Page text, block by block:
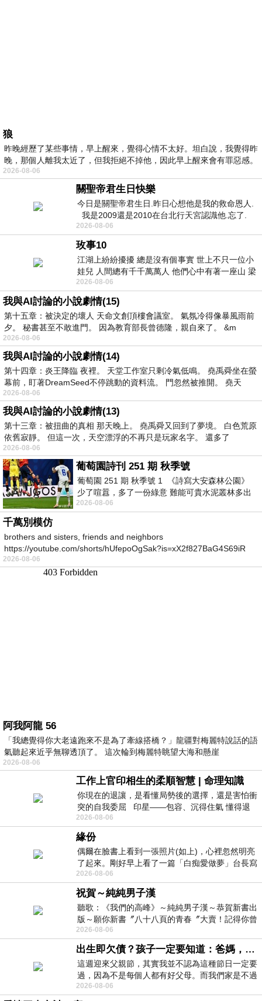
狼
昨晚經歷了某些事情，早上醒來，覺得心情不太好。坦白說，我覺得昨
晚，那個人離我太近了，但我拒絕不掉他，因此早上醒來會有罪惡感。
2026-08-06
關聖帝君生日快樂
今日是關聖帝君生日.昨日心想他是我的救命恩人.
我是2009還是2010在台北行天宮認識他.忘了.
一個奇摩交友的網友學
2026-08-06
玫事10
江湖上紛紛擾擾 總是沒有個事實 世上不只一位小
娃兒 人間總有千千萬萬人 他們心中有著一座山 梁
山佛山泰華衡恆嵩 一山之高
2026-08-06
我與AI討論的小說劇情(15)
第十五章：被決定的壞人 天命文創頂樓會議室。 氣氛冷得像暴風雨前
夕。 秘書甚至不敢進門。 因為教育部長曾德隆，親自來了。 &m
2026-08-06
我與AI討論的小說劇情(14)
第十四章：炎王降臨 夜裡。 天堂工作室只剩冷氣低鳴。 堯禹舜坐在螢
幕前，盯著DreamSeed不停跳動的資料流。 門忽然被推開。 堯天
2026-08-06
我與AI討論的小說劇情(13)
第十三章：被扭曲的真相 那天晚上。 堯禹舜又回到了夢境。 白色荒原
依舊寂靜。 但這一次，天空漂浮的不再只是玩家名字。 還多了
2026-08-06
葡萄園詩刊 251 期 秋季號
葡萄園 251 期 秋季號 1 《詩寫大安森林公園》
少了喧囂，多了一份綠意 難能可貴水泥叢林多出
一
2026-08-06
千萬別模仿
brothers and sisters, friends and neighbors
https://youtube.com/shorts/hUfepoOgSak?is=xX2f827BaG4S69iR
https
2026-08-06
阿我阿龍 56
「我總覺得你大老遠跑來不是為了牽線搭橋？」龍疆對梅麗特說話的語
氣聽起來近乎無聊透頂了。 這次輪到梅麗特眺望大海和懸崖
2026-08-06
工作上官印相生的柔順智慧 | 命理知識
你現在的退讓，是看懂局勢後的選擇，還是害怕衝
突的自我委屈 印星——包容、沉得住氣 懂得退
一步觀察，不會
2026-08-06
緣份
偶爾在臉書上看到一張照片(如上)，心裡忽然明亮
了起來。剛好早上看了一篇「白痴愛做夢」台長寫
的貼文，在回顧年輕時瘋狂愛上
2026-08-06
祝賀～純純男子漢
聽歌：《我們的高峰》～純純男子漢～恭賀新書出
版～願你新書〞八十八頁的青春〞大賣！記得你曾
經在我的版留言…「好讚的圖^^感覺大家
2026-08-06
出生即欠債？孩子一定要知道：爸媽，其實我不欠你們
這週迎來父親節，其實我並不認為這種節日一定要
過，因為不是每個人都有好父母。而我們家是不過
節的，平時也沒什麼儀式感，生活趨近冷
2026-08-06